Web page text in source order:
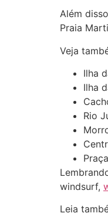
Além
Praia
Veja
Ilha
Ilha
Rio
windsurf,
Leia